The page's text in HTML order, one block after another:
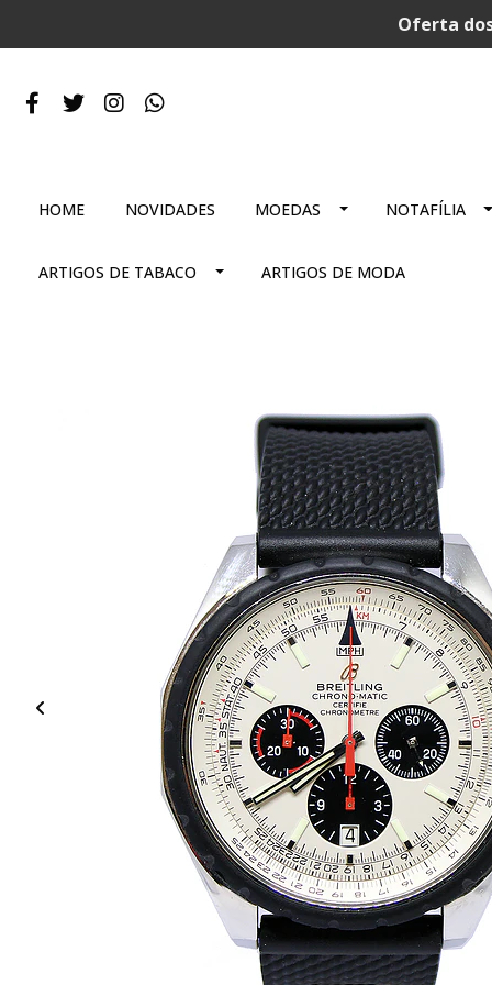
Oferta
HOME NOVIDADES MOEDAS NOTAFÍLIA
ARTIGOS DE TABACO ARTIGOS DE MODA